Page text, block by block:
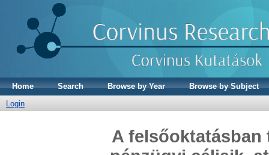
Home Search Browse by Year
Browse by Subject
Login
A felsőoktatásban